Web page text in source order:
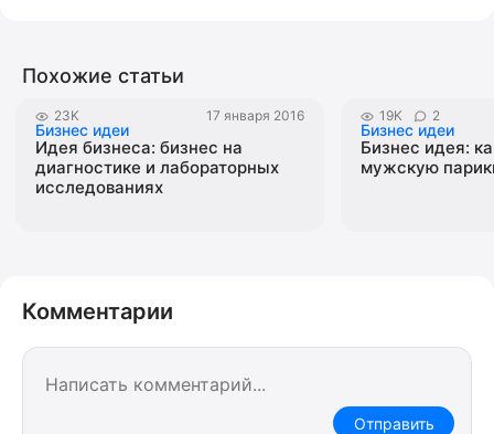
Похожие статьи
23K 17 января 2016
Бизнес идеи
Идея бизнеса: бизнес на
диагностике и лабораторных
исследованиях
19K 2
Бизнес идеи
Бизнес идея:
мужскую
Комментарии
Отправить